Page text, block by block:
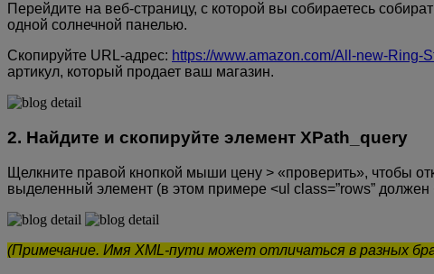
Перейдите на веб-страницу, с которой вы собираетесь
одной солнечной панелью.
Скопируйте URL-адрес: https://www.amazon.com/All-new-Ring-
артикул, который продает ваш магазин.
2. Найдите и скопируйте элемент XPath_query
Щелкните правой кнопкой мыши цену > «проверить», чтобы
выделенный элемент (в этом примере <ul class=”rows”
(Примечание. Имя XML-пути может отличаться в разных